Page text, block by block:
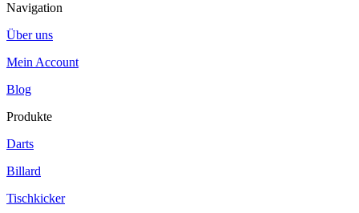
Navigation
Über uns
Mein Account
Blog
Produkte
Darts
Billard
Tischkicker